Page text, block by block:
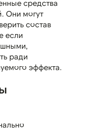
средства
Они могут
состав
если
ради
эффекта.